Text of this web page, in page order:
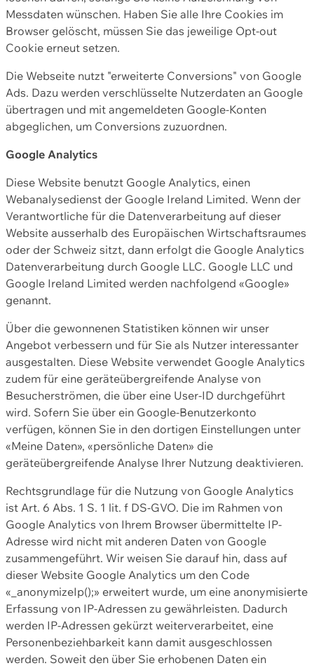
Messdaten wünschen. Haben Sie alle Ihre Cookies im
Browser gelöscht, müssen Sie das jeweilige Opt-out
Cookie erneut setzen.
Die Webseite nutzt "erweiterte Conversions" von Google
Ads. Dazu werden verschlüsselte Nutzerdaten an Google
übertragen und mit angemeldeten Google-Konten
abgeglichen, um Conversions zuzuordnen.
Google Analytics
Diese Website benutzt Google Analytics, einen
Webanalysedienst der Google Ireland Limited. Wenn der
Verantwortliche für die Datenverarbeitung auf dieser
Website ausserhalb des Europäischen Wirtschaftsraumes
oder der Schweiz sitzt, dann erfolgt die Google Analytics
Datenverarbeitung durch Google LLC. Google LLC und
Google Ireland Limited werden nachfolgend «Google»
genannt.
Über die gewonnenen Statistiken können wir unser
Angebot verbessern und für Sie als Nutzer interessanter
ausgestalten. Diese Website verwendet Google Analytics
zudem für eine geräteübergreifende Analyse von
Besucherströmen, die über eine User-ID durchgeführt
wird. Sofern Sie über ein Google-Benutzerkonto
verfügen, können Sie in den dortigen Einstellungen unter
«Meine Daten», «persönliche Daten» die
geräteübergreifende Analyse Ihrer Nutzung deaktivieren.
Rechtsgrundlage für die Nutzung von Google Analytics
ist Art. 6 Abs. 1 S. 1 lit. f DS-GVO. Die im Rahmen von
Google Analytics von Ihrem Browser übermittelte IP-
Adresse wird nicht mit anderen Daten von Google
zusammengeführt. Wir weisen Sie darauf hin, dass auf
dieser Website Google Analytics um den Code
«_anonymizeIp();» erweitert wurde, um eine anonymisierte
Erfassung von IP-Adressen zu gewährleisten. Dadurch
werden IP-Adressen gekürzt weiterverarbeitet, eine
Personenbeziehbarkeit kann damit ausgeschlossen
werden. Soweit den über Sie erhobenen Daten ein